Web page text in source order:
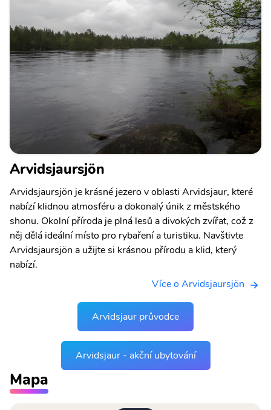
Arvidsjaursjön
Arvidsjaursjön je krásné jezero v oblasti Arvidsjaur, které
nabízí klidnou atmosféru a dokonalý únik z městského
shonu. Okolní příroda je plná lesů a divokých zvířat, což z
něj dělá ideální místo pro rybaření a turistiku. Navštivte
Arvidsjaursjön a užijte si krásnou přírodu a klid, který
nabízí.
Více o Arvidsjaursjön
Arvidsjaur průvodce
Arvidsjaur - akční ubytování
Mapa